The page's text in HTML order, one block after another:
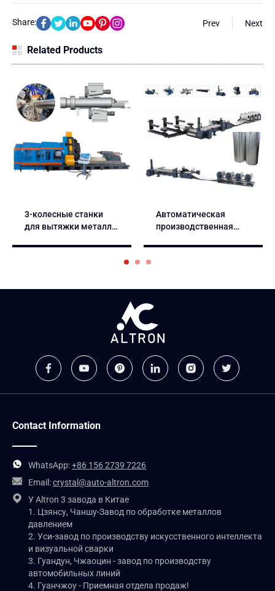
Share: Prev Next
Related Products
3-колесные станки
для вытяжки металла
Автоматическая
производственная
Contact Information
WhatsApp:+86 156 2739 7226
Email:crystal@auto-altron.com
У Altron 3 завода в Китае
1. Цзянсу, Чаншу-Завод по обработке металлов
давлением
2. Уси-завод по производству искусственного интеллекта
и визуальной сварки
3. Гуандун, Чжаоцин - завод по производству
автомобильных линий
4. Гуанчжоу - Приемная отдела продаж!